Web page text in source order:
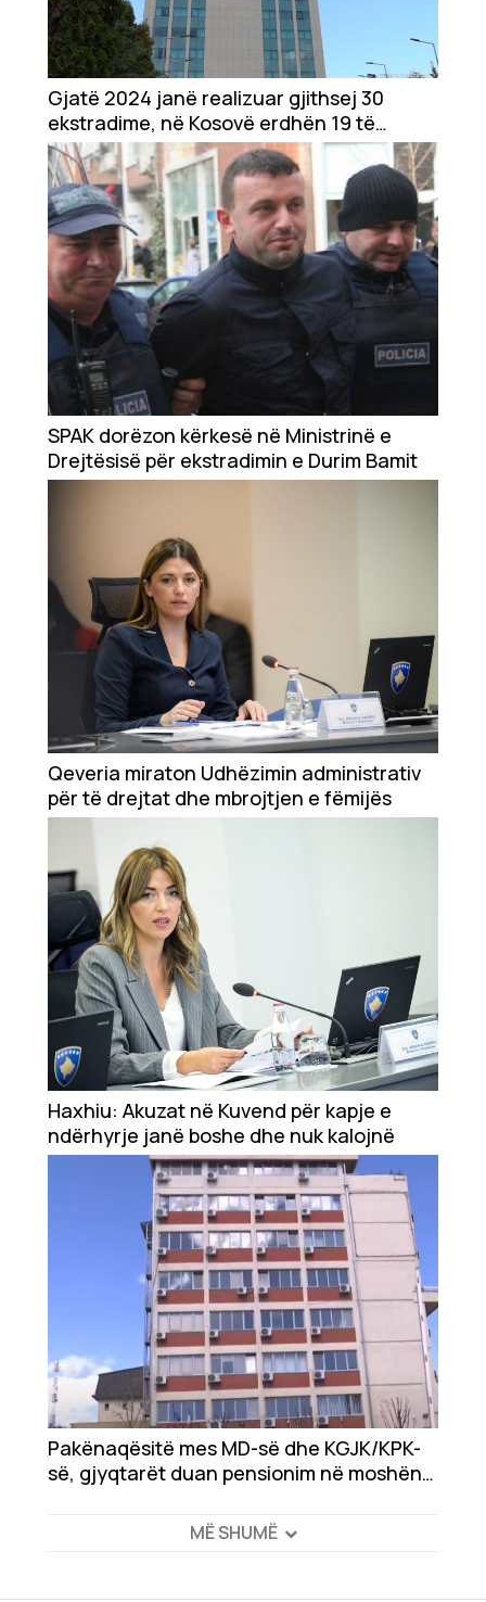
Gjatë 2024 janë realizuar gjithsej 30
ekstradime, në Kosovë erdhën 19 të
kërkuar
SPAK dorëzon kërkesë në Ministrinë e
Drejtësisë për ekstradimin e Durim Bamit
Qeveria miraton Udhëzimin administrativ
për të drejtat dhe mbrojtjen e fëmijës
Haxhiu: Akuzat në Kuvend për kapje e
ndërhyrje janë boshe dhe nuk kalojnë
Pakënaqësitë mes MD-së dhe KGJK/KPK-
së, gjyqtarët duan pensionim në moshën
MË SHUMË